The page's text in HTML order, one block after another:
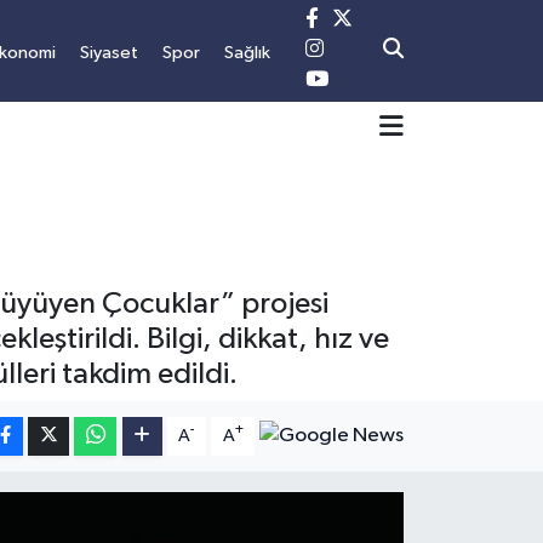
Siyaset Spor Sağlık
Çocuklar” projesi
Bilgi, dikkat, hız ve
takdim edildi.
A- A+